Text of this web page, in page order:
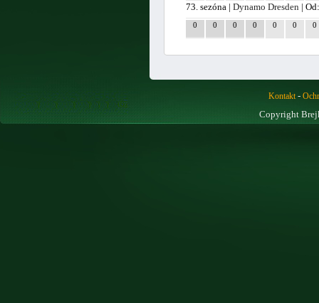
73. sezóna |Dynamo Dresden |
0 0 0 0 0 0 0
Kontakt-
Copyright